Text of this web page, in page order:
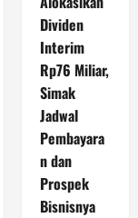
Dividen
Interim
Rp76 Miliar,
Simak
Jadwal
Pembayara
n dan
Prospek
Bisnisnya